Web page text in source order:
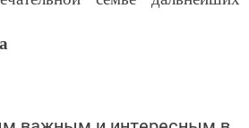
важным и интересным в